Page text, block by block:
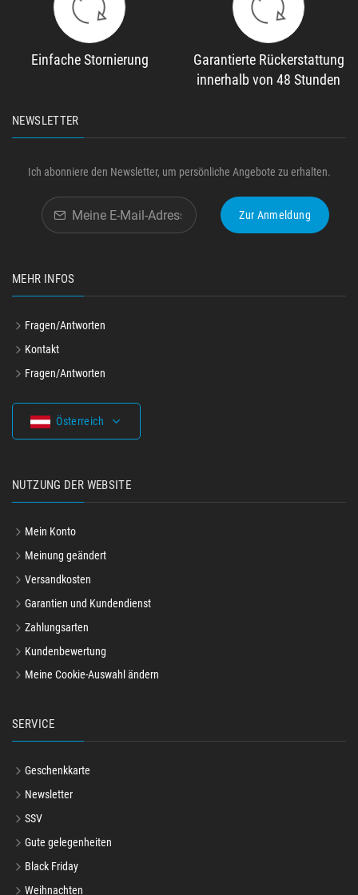
Einfache Stornierung
Garantierte Rückerstattung
innerhalb von 48 Stunden
NEWSLETTER
Ich abonniere den Newsletter, um persönliche Angebote zu erhalten.
Zur Anmeldung
MEHR INFOS
Fragen/Antworten
Kontakt
Fragen/Antworten
Österreich
NUTZUNG DER WEBSITE
Mein Konto
Meinung geändert
Versandkosten
Garantien und Kundendienst
Zahlungsarten
Kundenbewertung
Meine Cookie-Auswahl ändern
SERVICE
Geschenkkarte
Newsletter
SSV
Gute gelegenheiten
Black Friday
Weihnachten